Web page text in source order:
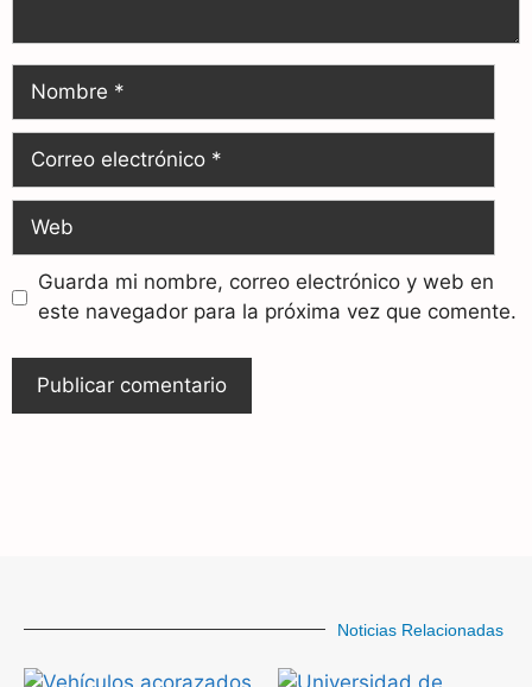
Guarda mi nombre, correo electrónico y web en
este navegador para la próxima vez que comente.
Noticias Relacionadas